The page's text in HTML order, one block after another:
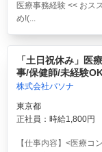
医療事務経験 << おス
め!(...
「土日祝休み」医
事/保健師/未経験
株式会社パソナ
東京都
正社員：時給1,800円
【仕事内容】<医療コ